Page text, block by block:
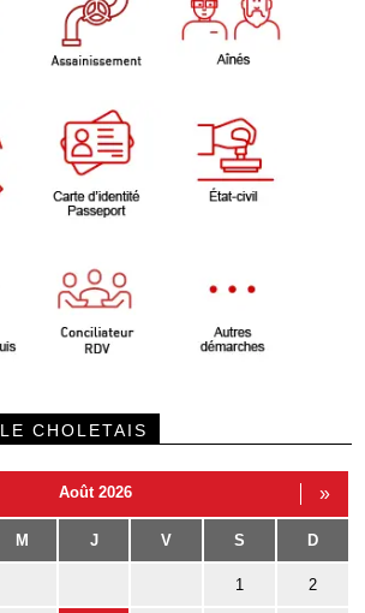
CHOLETAIS
Août 2026 »
M J V S D
1 2